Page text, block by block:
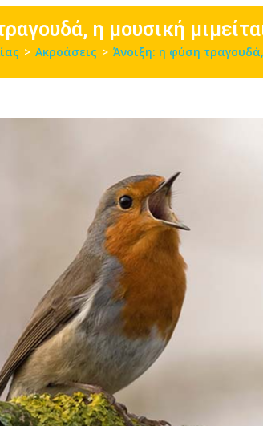
η μουσική
> Ακροάσεις > Άνοιξη: η φύση